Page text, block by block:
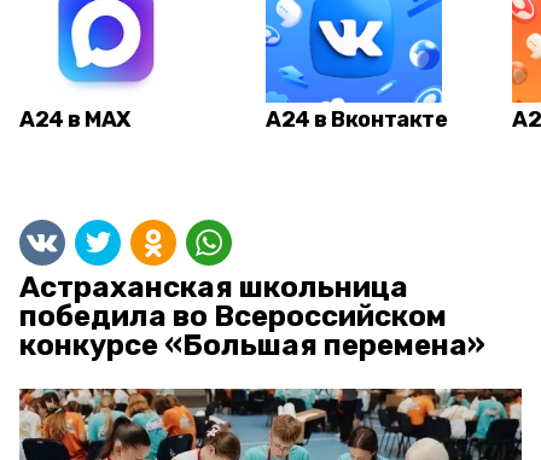
А24 в MAX А24 в Вконтакте
Астраханская школьница
победила во Всероссийском
конкурсе «Большая перемена»